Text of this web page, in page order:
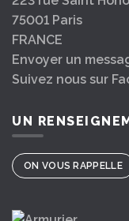
75001 Paris
FRANCE
Envoyer un
Suivez nous sur
UN
ON VOUS RAPPELLE